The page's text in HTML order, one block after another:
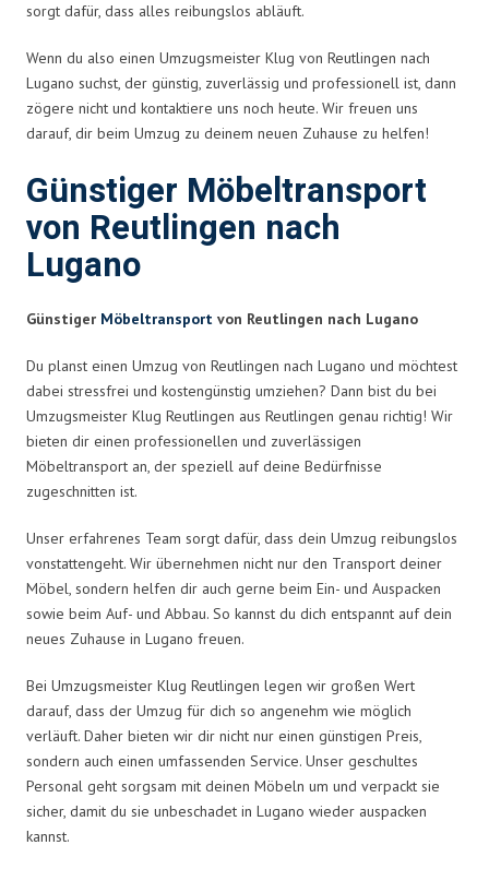
sorgt dafür, dass alles reibungslos abläuft.
Wenn du also einen Umzugsmeister Klug von Reutlingen nach
Lugano suchst, der günstig, zuverlässig und professionell ist, dann
zögere nicht und kontaktiere uns noch heute. Wir freuen uns
darauf, dir beim Umzug zu deinem neuen Zuhause zu helfen!
Günstiger Möbeltransport
von Reutlingen nach
Lugano
Günstiger Möbeltransport von Reutlingen nach Lugano
Du planst einen Umzug von Reutlingen nach Lugano und möchtest
dabei stressfrei und kostengünstig umziehen? Dann bist du bei
Umzugsmeister Klug Reutlingen aus Reutlingen genau richtig! Wir
bieten dir einen professionellen und zuverlässigen
Möbeltransport an, der speziell auf deine Bedürfnisse
zugeschnitten ist.
Unser erfahrenes Team sorgt dafür, dass dein Umzug reibungslos
vonstattengeht. Wir übernehmen nicht nur den Transport deiner
Möbel, sondern helfen dir auch gerne beim Ein- und Auspacken
sowie beim Auf- und Abbau. So kannst du dich entspannt auf dein
neues Zuhause in Lugano freuen.
Bei Umzugsmeister Klug Reutlingen legen wir großen Wert
darauf, dass der Umzug für dich so angenehm wie möglich
verläuft. Daher bieten wir dir nicht nur einen günstigen Preis,
sondern auch einen umfassenden Service. Unser geschultes
Personal geht sorgsam mit deinen Möbeln um und verpackt sie
sicher, damit du sie unbeschadet in Lugano wieder auspacken
kannst.